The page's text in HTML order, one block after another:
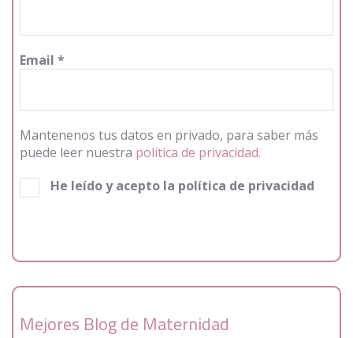
Email *
Mantenenos tus datos en privado, para saber más
puede leer nuestra política de privacidad.
He leído y acepto la política de privacidad
Mejores Blog de Maternidad